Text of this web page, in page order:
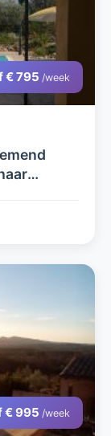
€ 795 /week
€ 995 /week